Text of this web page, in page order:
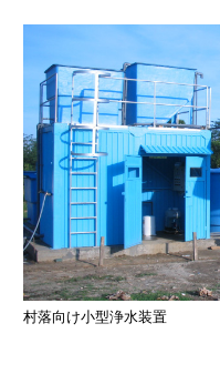
村落向け小型浄水装置